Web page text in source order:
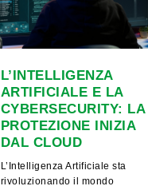
L’INTELLIGENZA
ARTIFICIALE E LA
CYBERSECURITY: LA
PROTEZIONE INIZIA
DAL CLOUD
L’Intelligenza Artificiale sta
rivoluzionando il mondo